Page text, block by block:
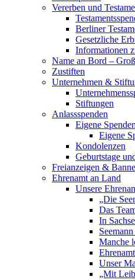
Vererben und
Berliner
Gesetzliche
Informationen
Name an Bord –
Zustiften
Unternehmen &
Stiftungen
Anlassspenden
Eigene
Eigene
Kondolenzen
Geburtstage
Freianzeigen &
Ehrenamt an Land
Unsere
„Die
Das
In
Manche
Unser
„Mit